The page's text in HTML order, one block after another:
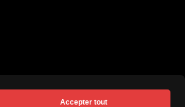
Accepter tout